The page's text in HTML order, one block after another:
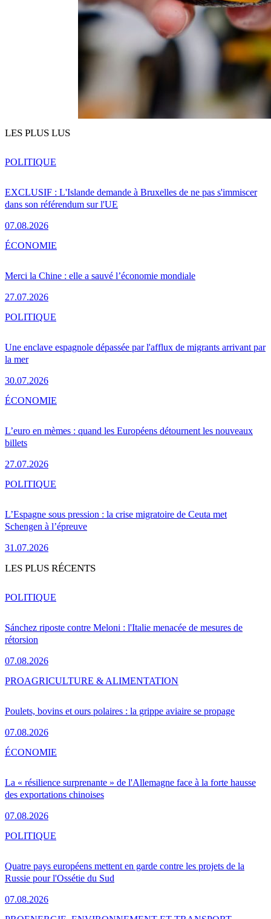
LES PLUS LUS
EXCLUSIF : L'Islande demande à Bruxelles de ne pas s'immiscer
dans son référendum sur l'UE
07.08.2026
POLITIQUE
Merci la Chine : elle a sauvé l’économie mondiale
27.07.2026
ÉCONOMIE
Une enclave espagnole dépassée par l'afflux de migrants arrivant par
la mer
30.07.2026
POLITIQUE
L’euro en mèmes : quand les Européens détournent les nouveaux
billets
27.07.2026
ÉCONOMIE
L’Espagne sous pression : la crise migratoire de Ceuta met
Schengen à l’épreuve
31.07.2026
POLITIQUE
LES PLUS RÉCENTS
Sánchez riposte contre Meloni : l'Italie menacée de mesures de
rétorsion
07.08.2026
POLITIQUE
Poulets, bovins et ours polaires : la grippe aviaire se propage
07.08.2026
PROAGRICULTURE & ALIMENTATION
La « résilience surprenante » de l'Allemagne face à la forte hausse
des exportations chinoises
07.08.2026
ÉCONOMIE
Quatre pays européens mettent en garde contre les projets de la
Russie pour l'Ossétie du Sud
07.08.2026
POLITIQUE